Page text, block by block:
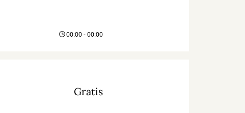
00:00 - 00:00
Gratis